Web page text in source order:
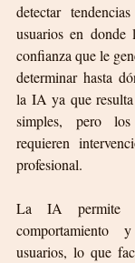
detectar
usuarios en donde
confianza que le
determinar hasta
la IA ya que
simples, pero los
requieren
profesional.
La IA permite
comportamiento
usuarios, lo que